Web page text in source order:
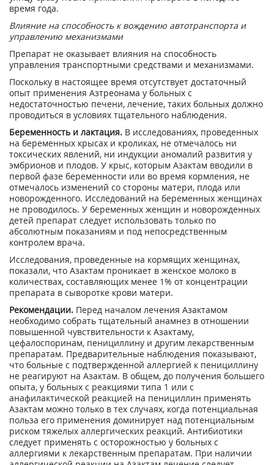
время года.
Влияние на способность к вождению автотранспорта и
управлению механизмами
Препарат не оказывает влияния на способность
управления транспортными средствами и механизмами.
Поскольку в настоящее время отсутствует достаточный
опыт применения Азтреонама у больных с
недостаточностью печени, лечение, таких больных должно
проводиться в условиях тщательного наблюдения.
Беременность и лактация. В исследованиях, проведенных
на беременных крысах и кроликах, не отмечалось ни
токсических явлений, ни индукции аномалий развития у
эмбрионов и плодов. У крыс, которым Азактам вводили в
первой фазе беременности или во время кормления, не
отмечалось изменений со стороны матери, плода или
новорожденного. Исследований на беременных женщинах
не проводилось. У беременных женщин и новорожденных
детей препарат следует использовать только по
абсолютным показаниям и под непосредственным
контролем врача.
Исследования, проведенные на кормящих женщинах,
показали, что Азактам проникает в женское молоко в
количествах, составляющих менее 1% от концентрации
препарата в сыворотке крови матери.
Рекомендации. Перед началом лечения Азактамом
необходимо собрать тщательный анамнез в отношении
повышенной чувствительности к Азактаму,
цефалоспоринам, пенициллину и другим лекарственным
препаратам. Предварительные наблюдения показывают,
что больные с подтвержденной аллергией к пенициллину
не реагируют на Азактам. В общем, до получения большего
опыта, у больных с реакциями типа 1 или с
анафилактической реакцией на пенициллин применять
Азактам можно только в тех случаях, когда потенциальная
польза его применения доминирует над потенциальным
риском тяжелых аллергических реакций. Антибиотики
следует применять с осторожностью у больных с
аллергиями к лекарственным препаратам. При наличии